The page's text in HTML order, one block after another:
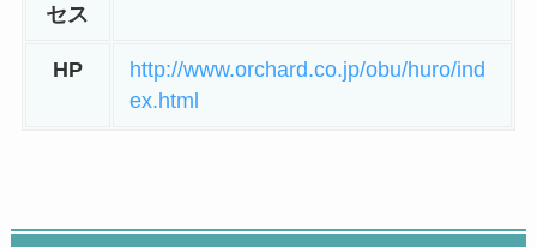
セス
HP
http://www.orchard.co.jp/obu/huro/ind
ex.html